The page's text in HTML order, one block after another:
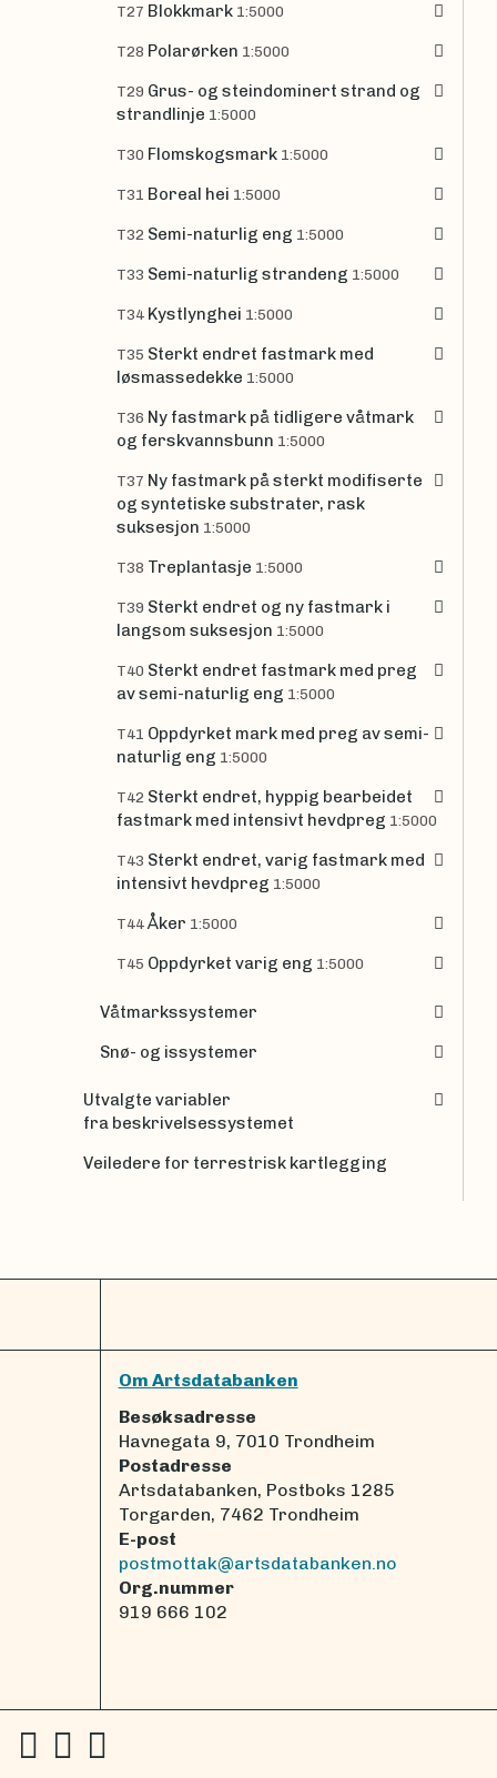
T27 Blokkmark 1:5000
T28 Polarørken 1:5000
T29 Grus- og steindominert strand og
strandlinje 1:5000
T30 Flomskogsmark 1:5000
T31 Boreal hei 1:5000
T32 Semi-naturlig eng 1:5000
T33 Semi-naturlig strandeng 1:5000
T34 Kystlynghei 1:5000
T35 Sterkt endret fastmark med
løsmassedekke 1:5000
T36 Ny fastmark på tidligere våtmark
og ferskvannsbunn 1:5000
T37 Ny fastmark på sterkt modifiserte
og syntetiske substrater, rask
suksesjon 1:5000
T38 Treplantasje 1:5000
T39 Sterkt endret og ny fastmark i
langsom suksesjon 1:5000
T40 Sterkt endret fastmark med preg
av semi-naturlig eng 1:5000
T41 Oppdyrket mark med preg av semi-
naturlig eng 1:5000
T42 Sterkt endret, hyppig bearbeidet
fastmark med intensivt hevdpreg 1:5000
T43 Sterkt endret, varig fastmark med
intensivt hevdpreg 1:5000
T44Åker 1:5000
T45 Oppdyrket varig eng 1:5000
Våtmarkssystemer
Snø- og issystemer
Utvalgte variabler
fra beskrivelsessystemet
Veiledere for terrestrisk kartlegging
Om Artsdatabanken
Besøksadresse
Havnegata 9, 7010 Trondheim
Postadresse
Artsdatabanken, Postboks 1285
Torgarden, 7462 Trondheim
E-post
postmottak@artsdatabanken.no
Org.nummer
919 666 102